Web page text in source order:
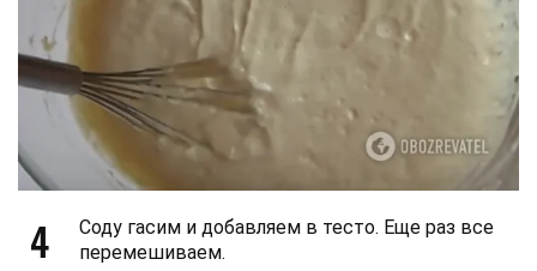
4
Соду гасим и добавляем в тесто. Еще раз все
перемешиваем.